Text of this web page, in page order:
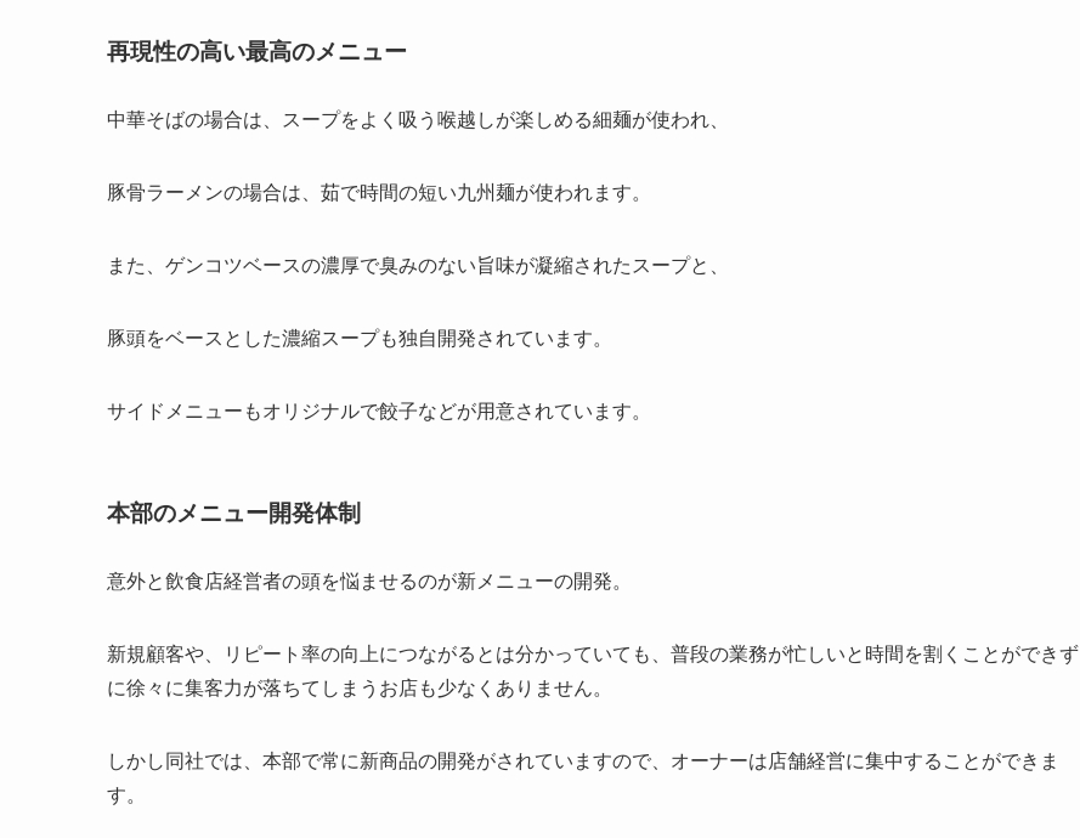
再現性の高い最高のメニュー
中華そばの場合は、スープをよく吸う喉越しが楽しめる細麺が使われ、
豚骨ラーメンの場合は、茹で時間の短い九州麺が使われます。
また、ゲンコツベースの濃厚で臭みのない旨味が凝縮されたスープと、
豚頭をベースとした濃縮スープも独自開発されています。
サイドメニューもオリジナルで餃子などが用意されています。
本部のメニュー開発体制
意外と飲食店経営者の頭を悩ませるのが新メニューの開発。
新規顧客や、リピート率の向上につながるとは分かっていても、普段の業務が忙しいと時間を割くことができず
に徐々に集客力が落ちてしまうお店も少なくありません。
しかし同社では、本部で常に新商品の開発がされていますので、オーナーは店舗経営に集中することができま
す。